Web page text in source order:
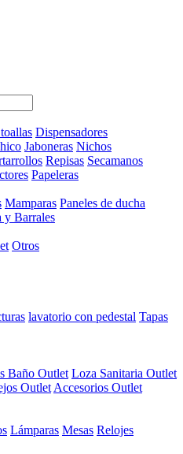
Dispensadores
Jaboneras Nichos
Repisas Secamanos
Papeleras
Mamparas Paneles de ducha
y Barrales
Otros
lavatorio con pedestal Tapas
Baño Outlet Loza Sanitaria Outlet
Outlet Accesorios Outlet
Lámparas Mesas Relojes